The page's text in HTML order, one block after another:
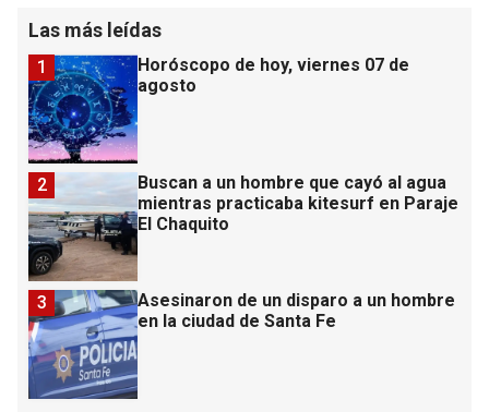
Las más leídas
Horóscopo de hoy, viernes 07 de
agosto
1
Buscan a un hombre que cayó al agua
mientras practicaba kitesurf en Paraje
El Chaquito
2
Asesinaron de un disparo a un hombre
en la ciudad de Santa Fe
3